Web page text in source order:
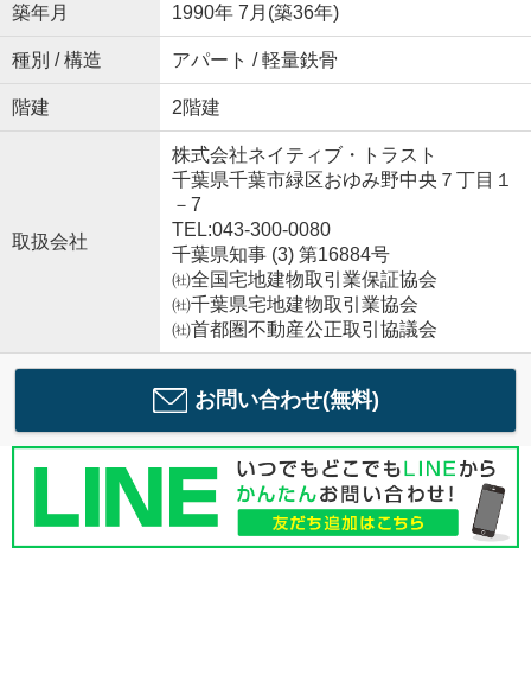
築年月 1990年 7月(築36年)
種別 / 構造 アパート / 軽量鉄骨
階建 2階建
取扱会社
株式会社ネイティブ・トラスト
千葉県千葉市緑区おゆみ野中央７丁目１
－7
TEL:043-300-0080
千葉県知事 (3) 第16884号
㈳全国宅地建物取引業保証協会
㈳千葉県宅地建物取引業協会
㈳首都圏不動産公正取引協議会
お問い合わせ(無料)